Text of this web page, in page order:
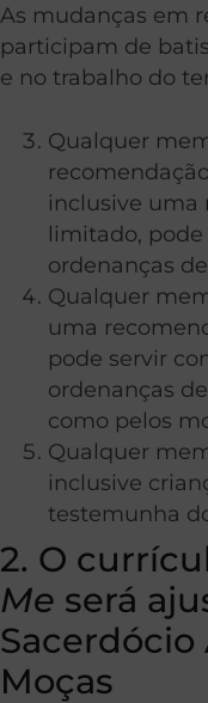
As mudanças em
participam de
e no trabalho do
Qualquer
inclusive uma
limitado,
ordenanças
Qualquer
uma
pode servir
ordenanças
como pelos
Qualquer
inclusive
testemunha
2. O
Me será
Sacerdócio
Moças